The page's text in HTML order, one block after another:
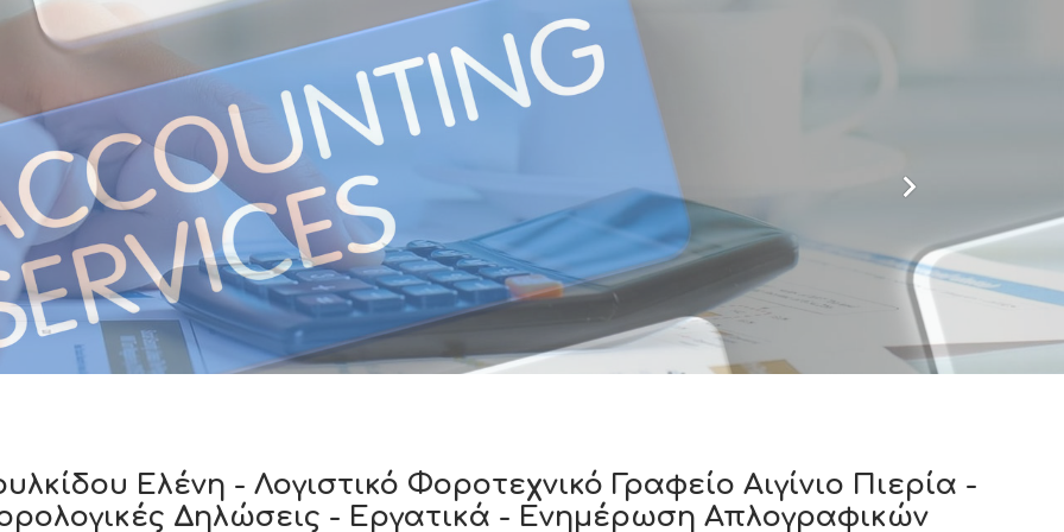
Ελένη - Λογιστικό Φοροτεχνικό Γραφείο Αιγίνιο Πιερία -
Δηλώσεις - Εργατικά - Ενημέρωση Απλογραφικών